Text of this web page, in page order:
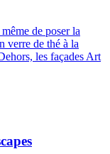
de poser la
verre de thé à la
les façades Art